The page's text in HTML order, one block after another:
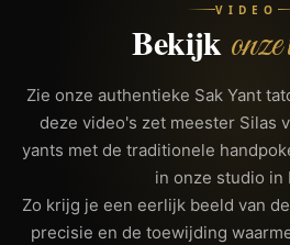
VIDEO
Bekijk
Zie onze authentieke Sak Yant
deze video's zet meester Silas
yants met de traditionele
in onze studio in
Zo krijg je een eerlijk beeld van
precisie en de toewijding